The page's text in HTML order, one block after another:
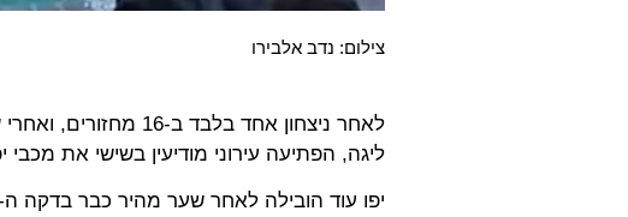
צילום: נדב אלבירו
לאחר ניצחון אחד
ליגה, הפתיעה עירוני מודיעין בשישי את מכבי